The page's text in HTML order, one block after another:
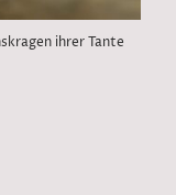
ihrer Tante